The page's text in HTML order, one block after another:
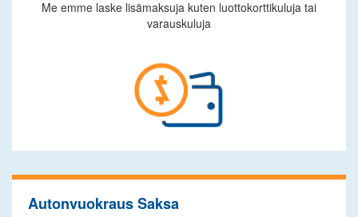
Me emme laske lisämaksuja kuten luottokorttikuluja tai
varauskuluja
Autonvuokraus Saksa